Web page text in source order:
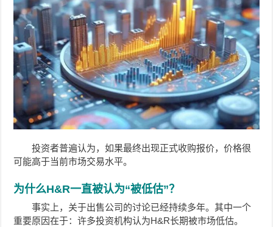
投资者普遍认为，如果最终出现正式收购报价，价格很
可能高于当前市场交易水平。
为什么H&R一直被认为“被低估”？
事实上，关于出售公司的讨论已经持续多年。其中一个
重要原因在于：许多投资机构认为H&R长期被市场低估。